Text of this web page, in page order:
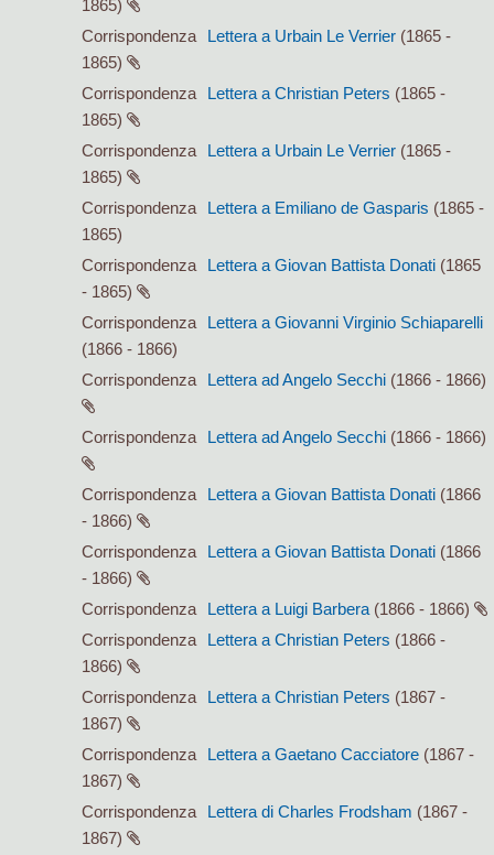
1865)
Corrispondenza
Lettera a Urbain Le Verrier (1865 -
1865)
Corrispondenza
Lettera a Christian Peters (1865 -
1865)
Corrispondenza
Lettera a Urbain Le Verrier (1865 -
1865)
Corrispondenza
Lettera a Emiliano de Gasparis (1865 -
1865)
Corrispondenza
Lettera a Giovan Battista Donati (1865
- 1865)
Corrispondenza
Lettera a Giovanni Virginio Schiaparelli
(1866 - 1866)
Corrispondenza
Lettera ad Angelo Secchi (1866 - 1866)
Corrispondenza Lettera ad Angelo Secchi (1866 - 1866)
Corrispondenza Lettera a Giovan Battista Donati (1866
- 1866)
Corrispondenza
Lettera a Giovan Battista Donati (1866
- 1866)
Corrispondenza
Lettera a Luigi Barbera (1866 - 1866)
Corrispondenza
Lettera a Christian Peters (1866 -
1866)
Corrispondenza
Lettera a Christian Peters (1867 -
1867)
Corrispondenza
Lettera a Gaetano Cacciatore (1867 -
1867)
Corrispondenza
Lettera di Charles Frodsham (1867 -
1867)